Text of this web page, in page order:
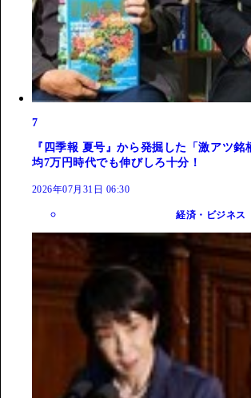
7
『四季報 夏号』から発掘した「激アツ
均7万円時代でも伸びしろ十分！
2026年07月31日 06:30
経済・ビジネス